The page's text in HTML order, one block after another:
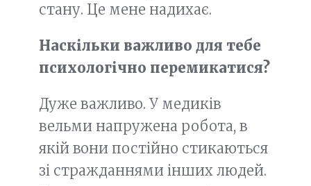
стану. Це мене надихає.
Наскільки важливо для тебе
психологічно перемикатися?
Дуже важливо. У медиків
вельми напружена робота, в
якій вони постійно стикаються
зі стражданнями інших людей.